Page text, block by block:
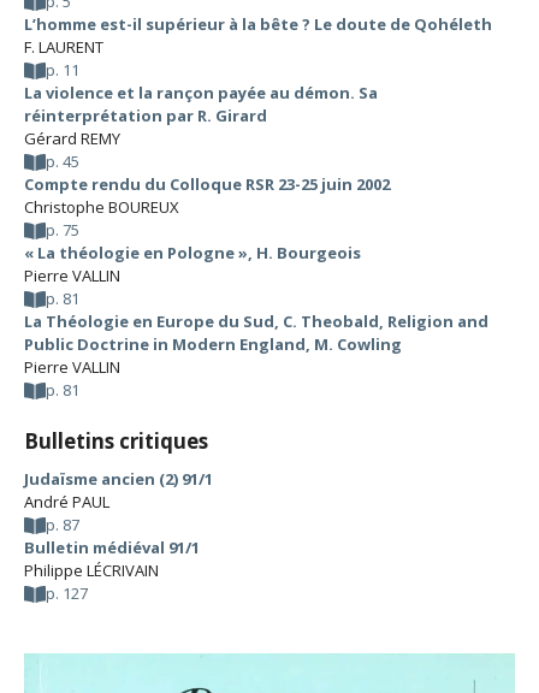
L’homme est-il supérieur à la bête ? Le doute de Qohéleth
F. LAURENT
p. 11
La violence et la rançon payée au démon. Sa
réinterprétation par R. Girard
Gérard REMY
p. 45
Compte rendu du Colloque RSR 23-25 juin 2002
Christophe BOUREUX
p. 75
« La théologie en Pologne », H. Bourgeois
Pierre VALLIN
p. 81
La Théologie en Europe du Sud, C. Theobald, Religion and
Public Doctrine in Modern England, M. Cowling
Pierre VALLIN
p. 81
Bulletins critiques
Judaïsme ancien (2) 91/1
André PAUL
p. 87
Bulletin médiéval 91/1
Philippe LÉCRIVAIN
p. 127